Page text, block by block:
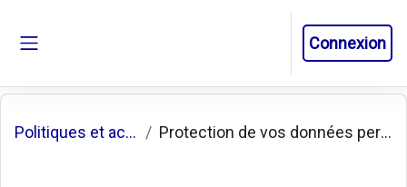
Connexion
Politiques et accords Protection de vos données personnelles